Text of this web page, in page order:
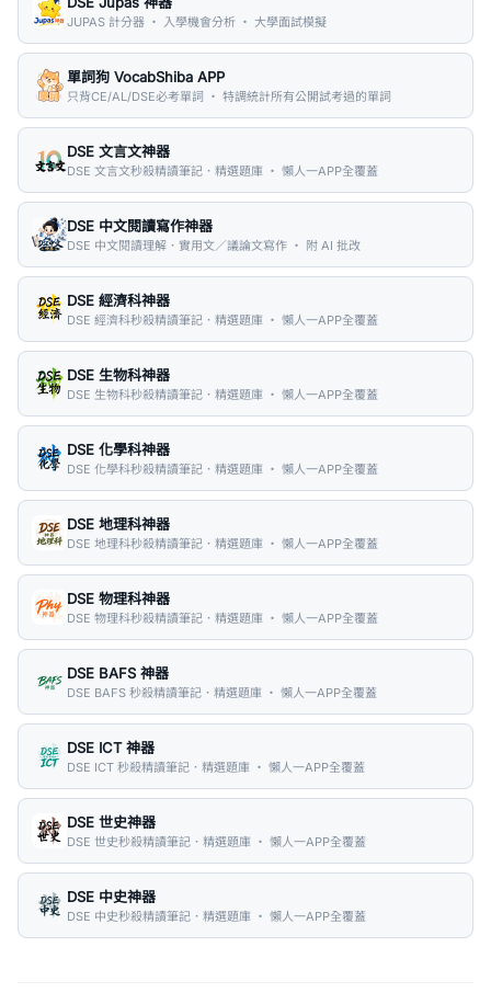
JUPAS 計分器 ・ 入學機會分析 ・ 大學面試模擬
單詞狗 VocabShiba APP
只背CE/AL/DSE必考單詞 ・ 特調統計所有公開試考過的單詞
DSE 文言文神器
DSE 文言文秒殺精讀筆記．精選題庫 ・ 懶人一APP全覆蓋
DSE 中文閱讀寫作神器
DSE 中文閱讀理解．實用文／議論文寫作 ・ 附 AI 批改
DSE 經濟科神器
DSE 經濟科秒殺精讀筆記．精選題庫 ・ 懶人一APP全覆蓋
DSE 生物科神器
DSE 生物科秒殺精讀筆記．精選題庫 ・ 懶人一APP全覆蓋
DSE 化學科神器
DSE 化學科秒殺精讀筆記．精選題庫 ・ 懶人一APP全覆蓋
DSE 地理科神器
DSE 地理科秒殺精讀筆記．精選題庫 ・ 懶人一APP全覆蓋
DSE 物理科神器
DSE 物理科秒殺精讀筆記．精選題庫 ・ 懶人一APP全覆蓋
DSE BAFS 神器
DSE BAFS 秒殺精讀筆記．精選題庫 ・ 懶人一APP全覆蓋
DSE ICT 神器
DSE ICT 秒殺精讀筆記．精選題庫 ・ 懶人一APP全覆蓋
DSE 世史神器
DSE 世史秒殺精讀筆記．精選題庫 ・ 懶人一APP全覆蓋
DSE 中史神器
DSE 中史秒殺精讀筆記．精選題庫 ・ 懶人一APP全覆蓋